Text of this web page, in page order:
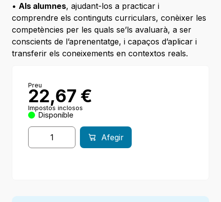
• Als alumnes, ajudant-los a practicar i
comprendre els continguts curriculars, conèixer les
competències per les quals se’ls avaluarà, a ser
conscients de l’aprenentatge, i capaços d’aplicar i
transferir els coneixements en contextos reals.
Preu
22,67 €
Impostos inclosos
Disponible
Afegir